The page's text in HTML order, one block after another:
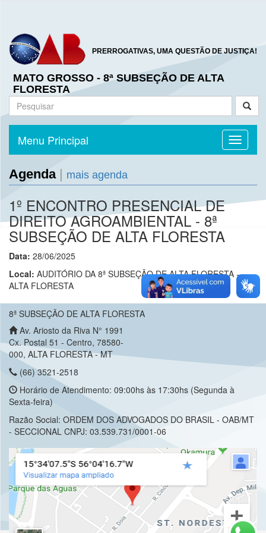
PRERROGATIVAS, UMA QUESTÃO DE JUSTIÇA!
MATO GROSSO - 8ª SUBSEÇÃO DE ALTA
FLORESTA
Toggle
Menu Principal
Agenda| mais agenda
1º ENCONTRO PRESENCIAL DE
DIREITO AGROAMBIENTAL - 8ª
SUBSEÇÃO DE ALTA FLORESTA
Data: 28/06/2025
Local: AUDITÓRIO DA 8ª SUBSEÇÃO DE ALTA FLORESTA -
ALTA FLORESTA
8ª SUBSEÇÃO DE ALTA FLORESTA
Av. Ariosto da Riva N° 1991
Cx. Postal 51 - Centro, 78580-
000, ALTA FLORESTA - MT
(66) 3521-2518
Horário de Atendimento: 09:00hs às 17:30hs (Segunda à
Sexta-feira)
Razão Social: ORDEM DOS ADVOGADOS DO BRASIL - OAB/MT
- SECCIONAL CNPJ: 03.539.731/0001-06